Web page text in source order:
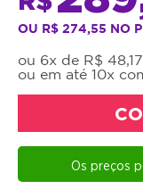
OU R$ 274,55 NO
ou 6x de R$
ou em até 10x
Os preços